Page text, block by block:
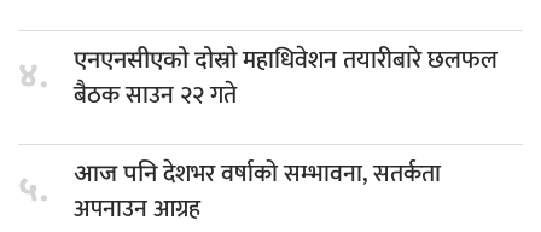
४. एनएनसीएको दोस्रोमहाधिवेशन तयारीबारे छलफल
बैठक साउन २२ गते
५. आज पनिदेशभर वर्षाको सम्भावना, सतर्कता
अपनाउन आग्रह